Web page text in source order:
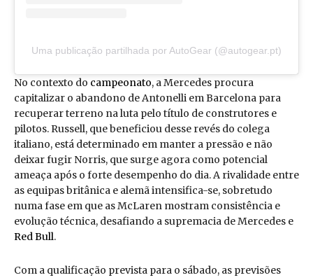
Uma publicação partilhada por AutoGear (@autogear.pt)
No contexto do campeonato, a Mercedes procura
capitalizar o abandono de Antonelli em Barcelona para
recuperar terreno na luta pelo título de construtores e
pilotos. Russell, que beneficiou desse revés do colega
italiano, está determinado em manter a pressão e não
deixar fugir Norris, que surge agora como potencial
ameaça após o forte desempenho do dia. A rivalidade entre
as equipas britânica e alemã intensifica-se, sobretudo
numa fase em que as McLaren mostram consistência e
evolução técnica, desafiando a supremacia de Mercedes e
Red Bull.
Com a qualificação prevista para o sábado, as previsões